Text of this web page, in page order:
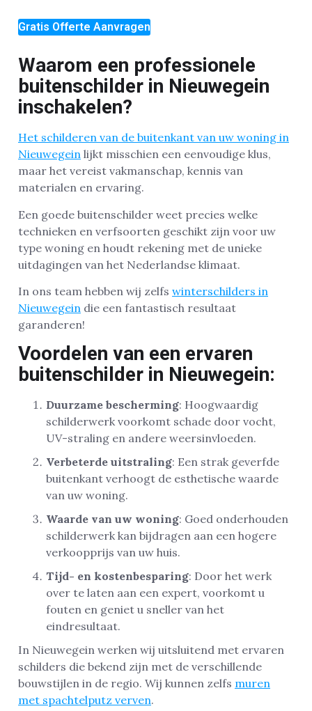
Gratis Offerte Aanvragen
Waarom een professionele
buitenschilder in Nieuwegein
inschakelen?
Het schilderen van de buitenkant van uw woning in
Nieuwegein lijkt misschien een eenvoudige klus,
maar het vereist vakmanschap, kennis van
materialen en ervaring.
Een goede buitenschilder weet precies welke
technieken en verfsoorten geschikt zijn voor uw
type woning en houdt rekening met de unieke
uitdagingen van het Nederlandse klimaat.
In ons team hebben wij zelfs winterschilders in
Nieuwegein die een fantastisch resultaat
garanderen!
Voordelen van een ervaren
buitenschilder in Nieuwegein:
Duurzame bescherming: Hoogwaardig
schilderwerk voorkomt schade door vocht,
UV-straling en andere weersinvloeden.
Verbeterde uitstraling: Een strak geverfde
buitenkant verhoogt de esthetische waarde
van uw woning.
Waarde van uw woning: Goed onderhouden
schilderwerk kan bijdragen aan een hogere
verkoopprijs van uw huis.
Tijd- en kostenbesparing: Door het werk
over te laten aan een expert, voorkomt u
fouten en geniet u sneller van het
eindresultaat.
In Nieuwegein werken wij uitsluitend met ervaren
schilders die bekend zijn met de verschillende
bouwstijlen in de regio. Wij kunnen zelfs muren
met spachtelputz verven.